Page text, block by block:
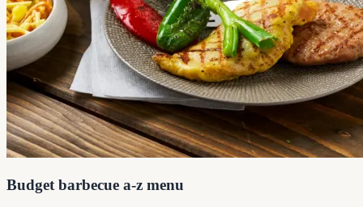
Budget barbecue a-z menu